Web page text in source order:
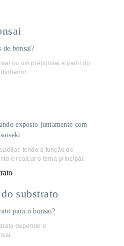
de bonsai?
ou um prébonsai a partir do
exposto juntamente com
tendo a função de
e realçar o tema principal.
substrato
para o bonsai?
depende o